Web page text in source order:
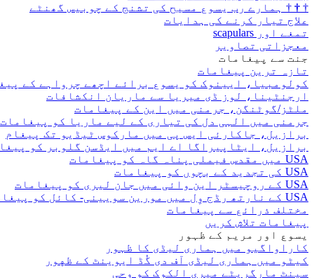
†
†
† ہمارے رب یسوع مسیح کی تشنج کے چوبیس گھنٹے
علاج تیار کرنے کی ہدایات
تمغے اور scapulars
معجزاتی تصاویر
جنت سے پیغامات
تازہ ترین پیغامات
کولومبیا، ایینوک کو یسوع برائے اچھے چرواہے کے
ارجنٹینا، لوز ڈی میریا سے ماریان انکشافات
ملٹز/گوٹنگن، جرمنی میں این کے پیغامات
جرمنی میں الہی دل کی تیاری کے لیے ماریا کو پیغامات
برازیل، جاکارئی ایس پی میں مارکوس ٹیڈیو تک پیغام
برازیل، ایٹاپیراگا اے ایم میں ایڈسن گلوبر کو
USA میں مقدس فیملی پناہ گاہ کو پیغامات
USA کی تجدید کے بچوں کو پیغامات
USA کے روچیسٹر این وائی میں جان لیری کو پیغامات
USA کے نارتھ رڈج وِل میں مورین سویینی- کائل کو پیغامات
مختلف ذرائع سے پیغامات
پیغامات تلاش کریں
یسوع اور مریم کے ظہور
کاراواگیو میں ہماری لیڈی کا ظہور
کیٹو میں ہماری لیڈی آف دی گُڈ ایوینٹ کے ظهور
سینٹ مارگریٹے میری الکوک کو وحی